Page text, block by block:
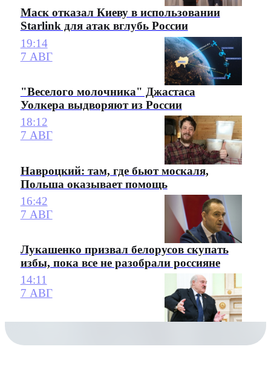
Маск отказал Киеву в использовании
Starlink для атак вглубь России
19:14
7 АВГ
"Веселого молочника" Джастаса
Уолкера выдворяют из России
18:12
7 АВГ
Навроцкий: там, где бьют москаля,
Польша оказывает помощь
16:42
7 АВГ
Лукашенко призвал белорусов скупать
избы, пока все не разобрали россияне
14:11
7 АВГ